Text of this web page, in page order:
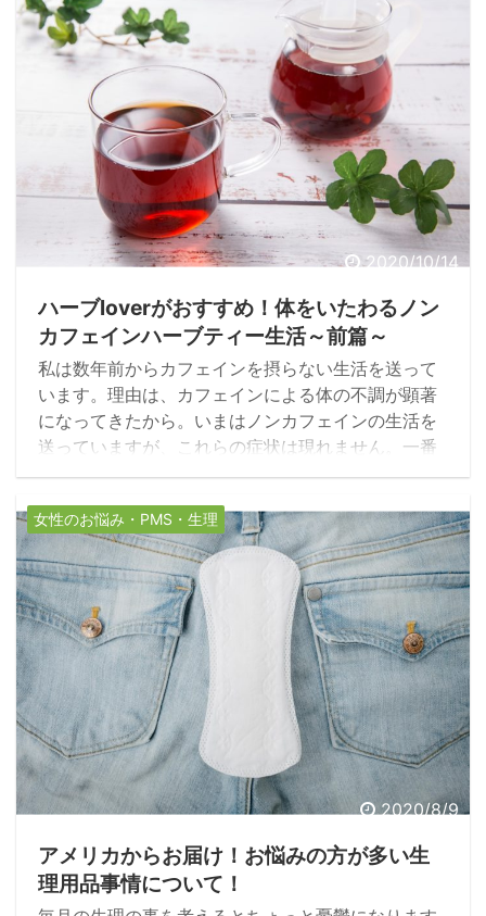
ための身体づくりのポイントを紹介します！
2020/10/14
ハーブloverがおすすめ！体をいたわるノン
カフェインハーブティー生活～前篇～
私は数年前からカフェインを摂らない生活を送って
います。理由は、カフェインによる体の不調が顕著
になってきたから。いまはノンカフェインの生活を
送っていますが、これらの症状は現れません。一番
辛かったのは、夜眠れないこと。今回はそんな私が
化についてご紹介します
女性のお悩み・PMS・生理
2020/8/9
アメリカからお届け！お悩みの方が多い生
理用品事情について！